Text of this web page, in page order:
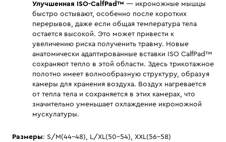
Улучшенная ISO-CalfPad™ — икроножные мышцы
быстро остывают, особенно после коротких
перерывов, даже если общая температура тела
остается высокой. Это может привести к
увеличению риска полученить травму. Новые
анатомически адаптированные вставки ISO CalfPad™
сохраняют тепло в этой области. Здесь трикотажное
полотно имеет волнообразную структуру, образуя
камеры для хранения воздуха. Воздух нагревается
от тепла тела и сохраняется в этих камерах, что
значительно уменьшает охлаждение икроножной
мускулатуры.
Размеры: S/M(44-48), L/XL(50-54), XXL(56-58)